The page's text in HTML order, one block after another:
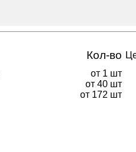
Кол-во
от 1 шт
от 40 шт
от 172 шт